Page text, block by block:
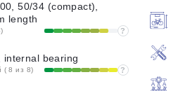
50/34 (compact),
length
?
internal bearing
( 8 из 8) ?